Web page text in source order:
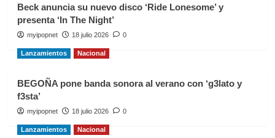
Beck anuncia su nuevo disco ‘Ride Lonesome’ y
presenta ‘In The Night’
myipopnet 18 julio 2026 0
Lanzamientos Nacional
BEGOÑA pone banda sonora al verano con ‘g3lato y
f3sta’
myipopnet 18 julio 2026 0
Lanzamientos Nacional